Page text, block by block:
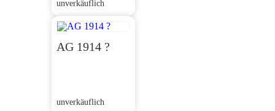
unverkäuflich
AG 1914 ?
unverkäuflich